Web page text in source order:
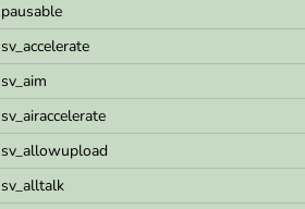
pausable
sv_accelerate
sv_aim
sv_airaccelerate
sv_allowupload
sv_alltalk